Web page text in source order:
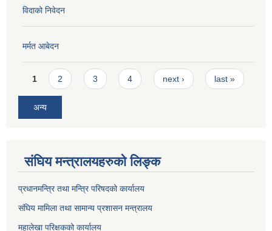
विदाको निवेदन
मर्मत आबेदन
Pages
1 2 3 4 next › last »
अन्य
संघिय मन्त्रालयहरुको लिङ्‍क
प्रधानमन्त्रि तथा मन्त्रि परिषदको कार्यालय
संघिय मामिला तथा सामान्य प्रशासन मन्त्रालय
महालेखा परिक्षकको कार्यालय